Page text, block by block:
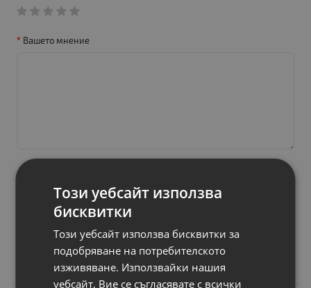
Вашето мнение
Продължи
Свързани продукти
Този уебсайт използва
бисквитки
Този уебсайт използва бисквитки за
подобряване на потребителското
изживяване. Използвайки нашия
уебсайт, Вие се съгласявате с всички